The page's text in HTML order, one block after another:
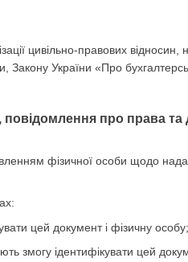
цивільно-правових відносин,
України «Про
про права та
фізичної особи щодо
цей документ і фізичну особу;
змогу ідентифікувати цей